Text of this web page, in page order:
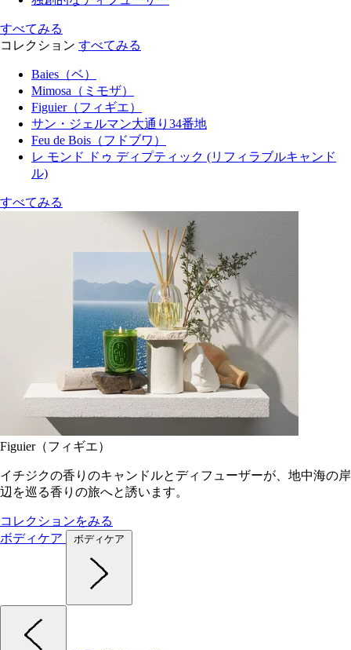
すべてみる
コレクション すべてみる
Baies（ベ）
Mimosa（ミモザ）
Figuier（フィギエ）
サン・ジェルマン大通り34番地
Feu de Bois（フドブワ）
レ モンド ドゥ ディプティック (リフィラブルキャンド
ル)
すべてみる
Figuier（フィギエ）
イチジクの香りのキャンドルとディフューザーが、地中海の岸
辺を巡る香りの旅へと誘います。
コレクションをみる
ボディケア
ボディケア